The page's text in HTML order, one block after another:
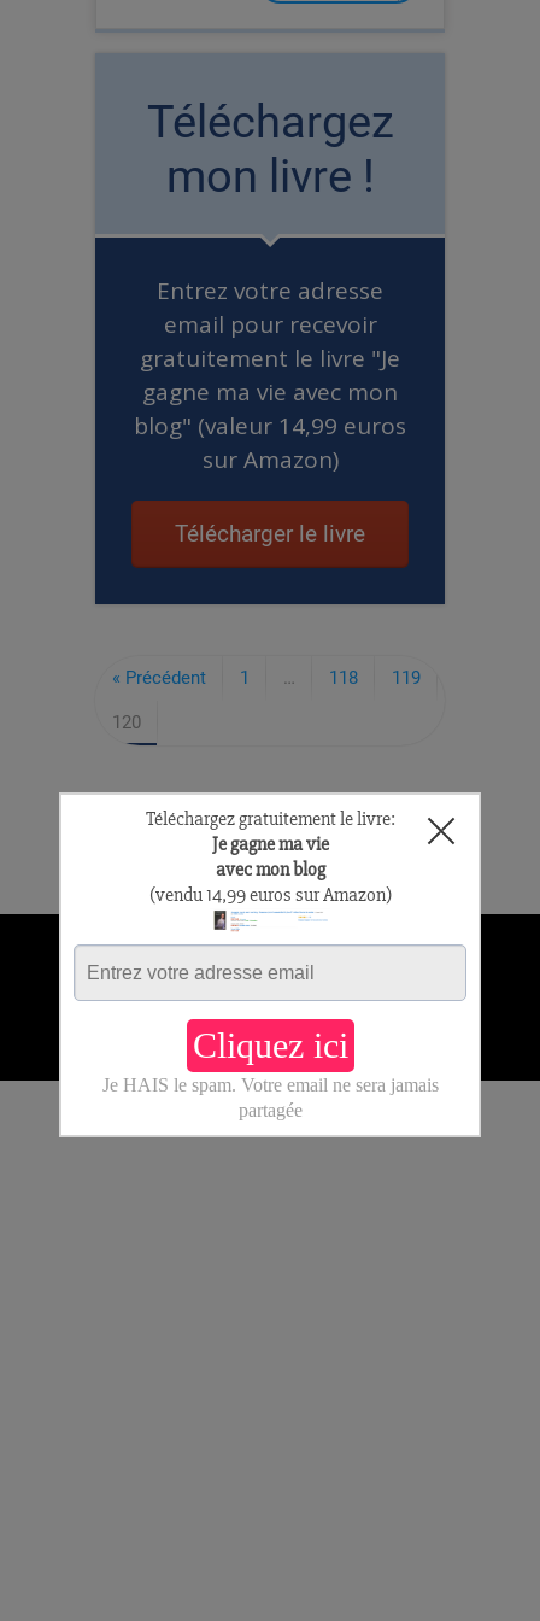
Téléchargez
mon livre !
Entrez votre adresse
email pour recevoir
gratuitement le livre "Je
gagne ma vie avec mon
blog" (valeur 14,99 euros
sur Amazon)
Télécharger le livre
« Précédent 1 … 118 119
120
Famous.